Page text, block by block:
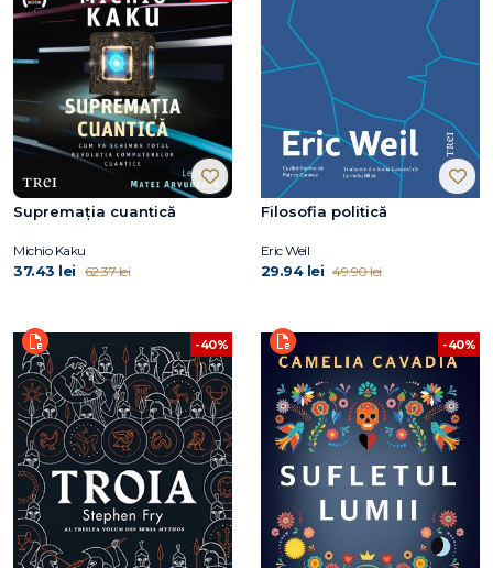
Supremația cuantică
Michio Kaku
37.43 lei 62.37 lei
Filosofia politică
Eric Weil
29.94 lei 49.90 lei
-40% -40%